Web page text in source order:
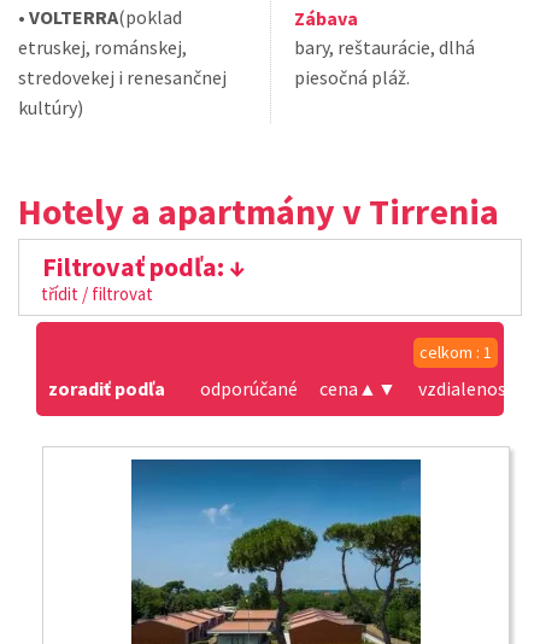
• VOLTERRA(poklad
etruskej, románskej,
stredovekej i renesančnej
kultúry)
Zábava
bary, reštaurácie, dlhá
piesočná pláž.
Hotely a apartmány v Tirrenia
Filtrovať podľa:
třídit / filtrovat
celkom : 1
zoradiť podľa odporúčané cena ▲ ▼ vzdialenosť